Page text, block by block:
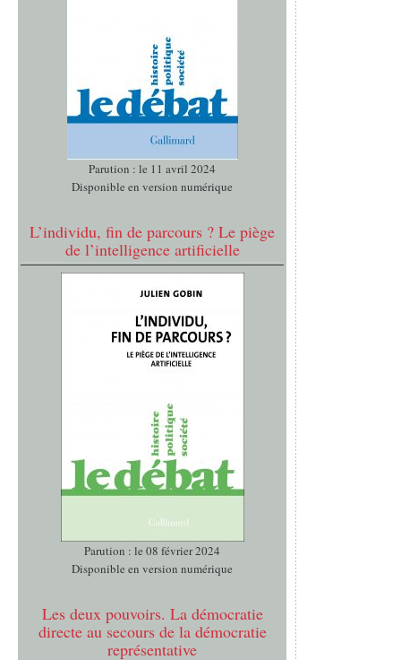
Parution : le 11 avril 2024
Disponible en version numérique
L’individu, fin de parcours ? Le piège
de l’intelligence artificielle
Parution : le 08 février 2024
Disponible en version numérique
Les deux pouvoirs. La démocratie
directe au secours de la démocratie
représentative